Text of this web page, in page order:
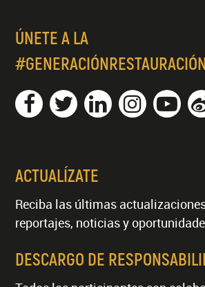
ÚNETE A LA
#GENERACIÓNRESTAURACIÓN
ACTUALÍZATE
Reciba las últimas
reportajes, noticias y
DESCARGO DE